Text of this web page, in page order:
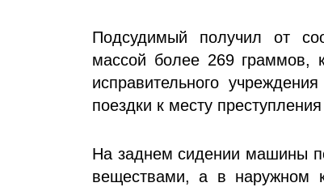
Подсудимый получил от
массой более 269 граммов,
исправительного
поездки к месту
На заднем сидении машины
веществами, а в наружном